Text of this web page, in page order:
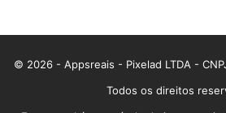
© 2026 - Appsreais - Pixelad LTDA -
Todos os direitos